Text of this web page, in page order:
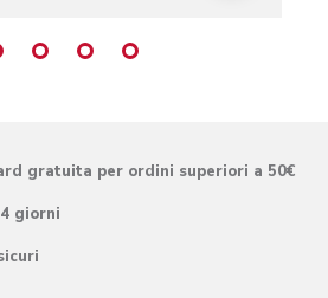
gratuita per ordini superiori a 50€
giorni